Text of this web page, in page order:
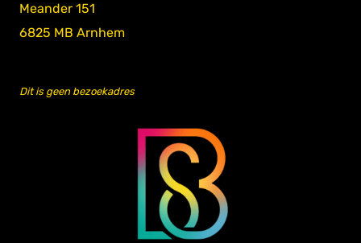
Meander 151
6825 MB Arnhem
Dit is geen bezoekadres